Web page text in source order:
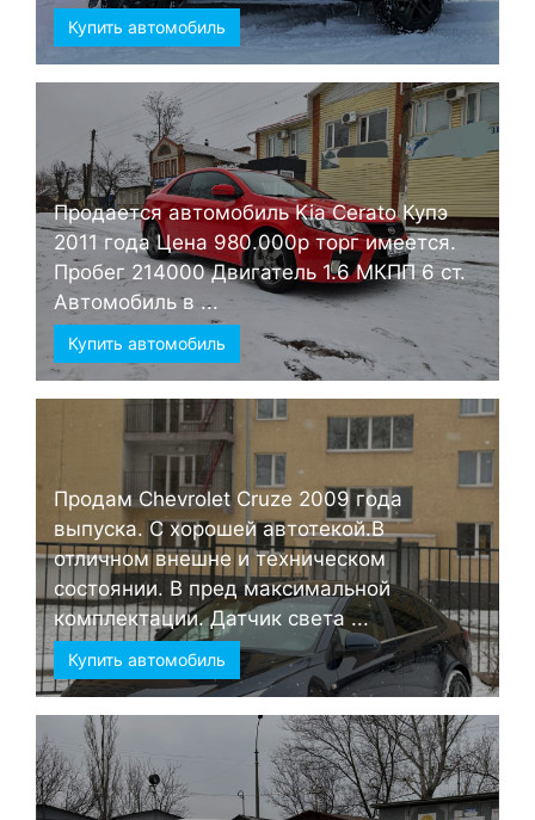
Купить автомобиль
Продается автомобиль Kia Cerato Купэ
2011 года Цена 980.000р торг имеется.
Пробег 214000 Двигатель 1.6 МКПП 6 ст.
Автомобиль в ...
Купить автомобиль
Продам Chevrolet Cruze 2009 года
выпуска. С хорошей автотекой.В
отличном внешне и техническом
состоянии. В пред максимальной
комплектации. Датчик света ...
Купить автомобиль